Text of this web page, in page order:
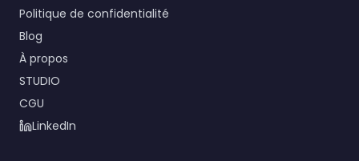
Politique de confidentialité
Blog
À propos
STUDIO
CGU
LinkedIn